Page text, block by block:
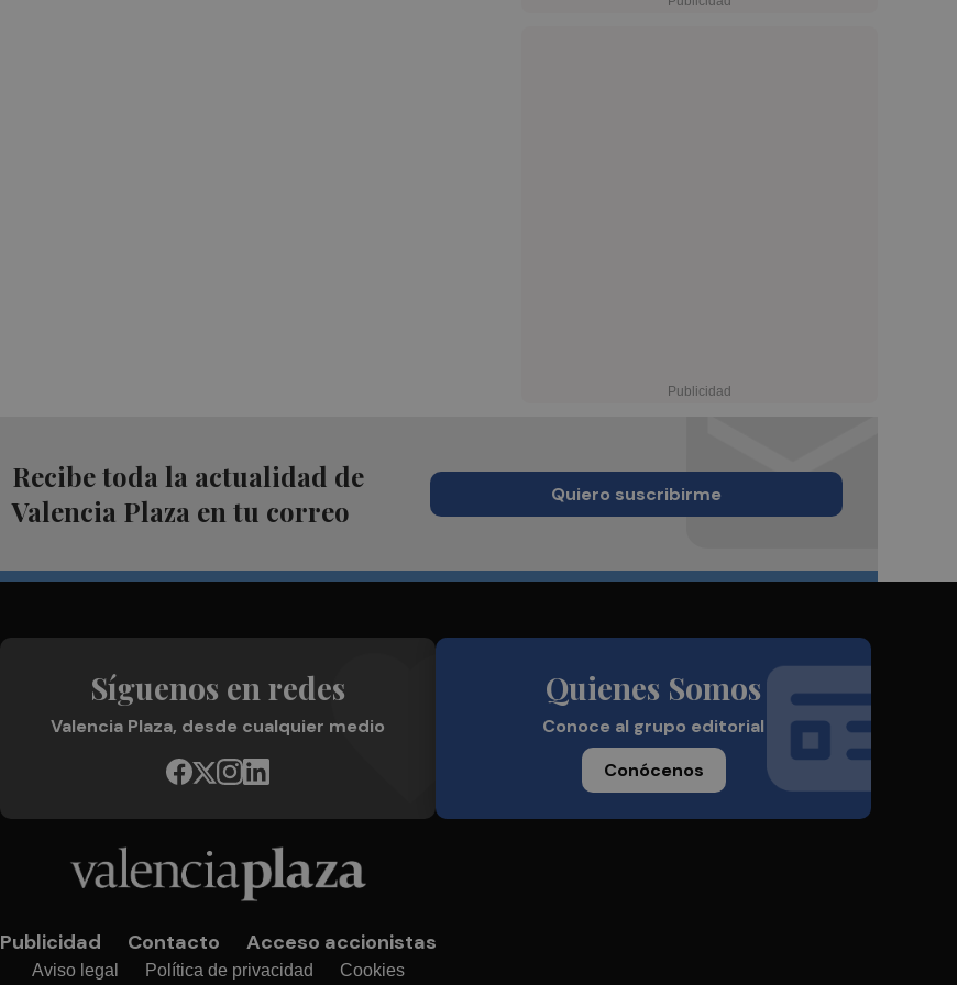
Recibe toda la actualidad de
Valencia Plaza en tu correo
Quiero suscribirme
Síguenos en redes
Valencia Plaza, desde cualquier medio
Quienes Somos
Conoce al grupo editorial
Conócenos
Publicidad Contacto Acceso accionistas
Aviso legal Política de privacidad Cookies